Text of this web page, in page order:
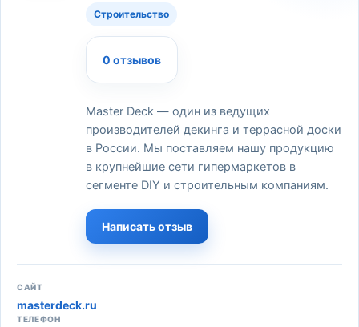
Строительство
0 отзывов
Master Deck — один из ведущих
производителей декинга и террасной доски
в России. Мы поставляем нашу продукцию
в крупнейшие сети гипермаркетов в
сегменте DIY и строительным компаниям.
Написать отзыв
САЙТ
masterdeck.ru
ТЕЛЕФОН